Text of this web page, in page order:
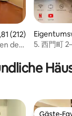
(212)
der
a Dist
5. 西門町
Gäste-